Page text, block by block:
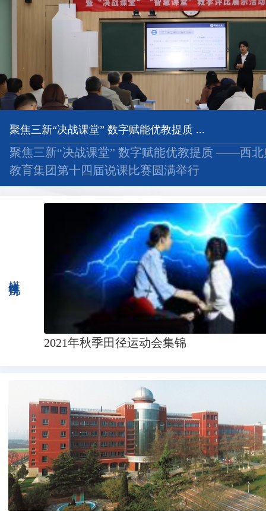
聚焦三新“决战课堂” 数字赋能优教提质 ...
聚焦三新“决战课堂” 数字赋能优教提质 ——西北
教育集团第十四届说课比赛圆满举行
2021年秋季田径运动会集锦